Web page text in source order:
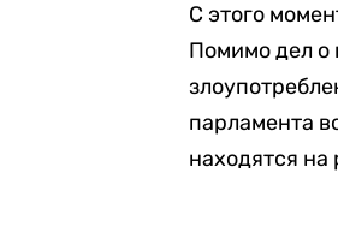
С этого
Помимо дел о
парламента
находятся